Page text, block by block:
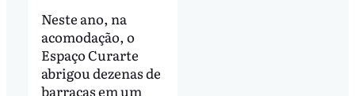
Neste ano, na
acomodação, o
Espaço Curarte
abrigou dezenas de
barracas em um